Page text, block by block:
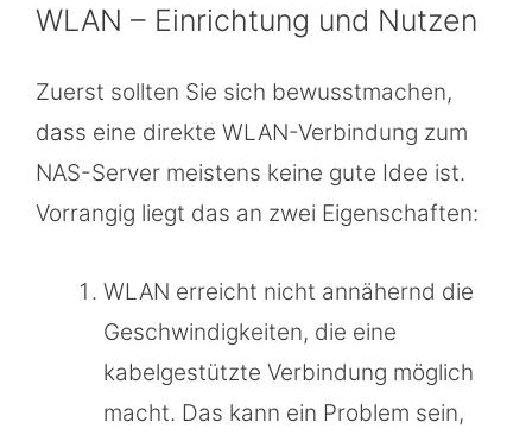
WLAN – Einrichtung und Nutzen
Zuerst sollten Sie sich bewusstmachen,
dass eine direkte WLAN-Verbindung zum
NAS-Server meistens keine gute Idee ist.
Vorrangig liegt das an zwei Eigenschaften:
WLAN erreicht nicht annähernd die
Geschwindigkeiten, die eine
kabelgestützte Verbindung möglich
macht. Das kann ein Problem sein,